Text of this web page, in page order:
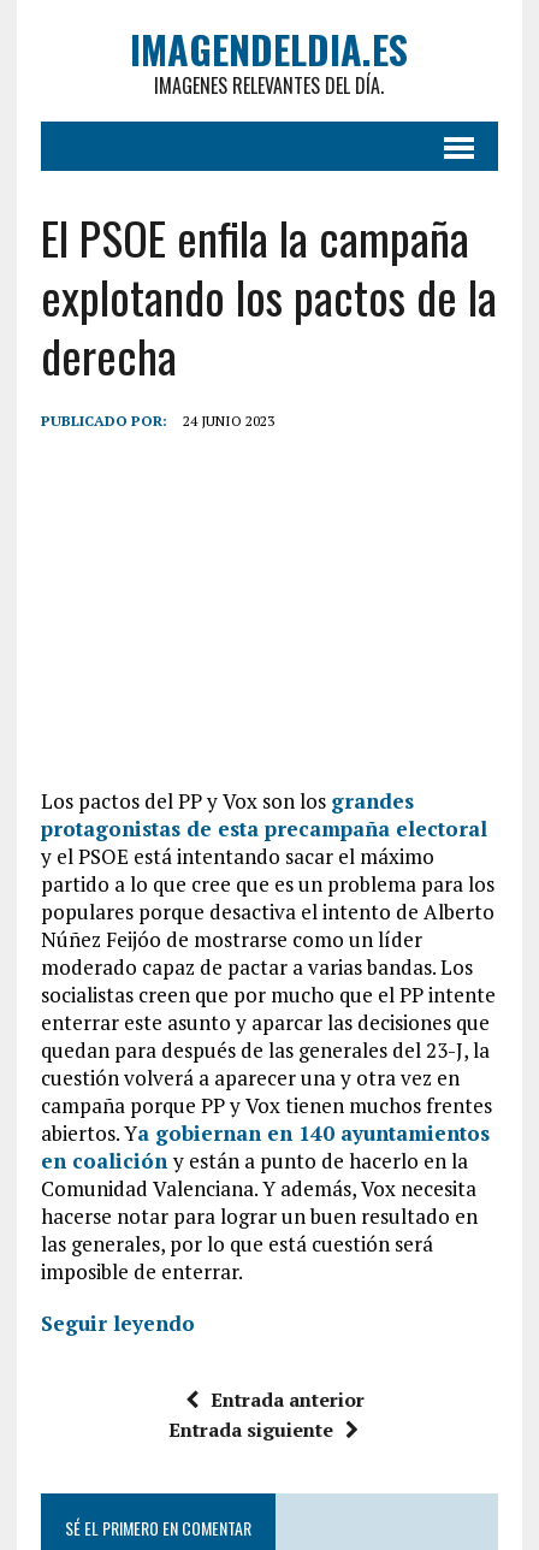
IMAGENDELDIA.ES
IMAGENES RELEVANTES DEL DÍA.
El PSOE enfila la campaña
explotando los pactos de la
derecha
PUBLICADO POR: 24 JUNIO 2023
Los pactos del PP y Vox son los grandes
protagonistas de esta precampaña electoral
y el PSOE está intentando sacar el máximo
partido a lo que cree que es un problema para los
populares porque desactiva el intento de Alberto
Núñez Feijóo de mostrarse como un líder
moderado capaz de pactar a varias bandas. Los
socialistas creen que por mucho que el PP intente
enterrar este asunto y aparcar las decisiones que
quedan para después de las generales del 23-J, la
cuestión volverá a aparecer una y otra vez en
campaña porque PP y Vox tienen muchos frentes
abiertos. Ya gobiernan en 140 ayuntamientos
en coalicióny están a punto de hacerlo en la
Comunidad Valenciana. Y además, Vox necesita
hacerse notar para lograr un buen resultado en
las generales, por lo que está cuestión será
imposible de enterrar.
Seguir leyendo
Entrada anterior
Entrada siguiente
SÉ EL PRIMERO EN COMENTAR